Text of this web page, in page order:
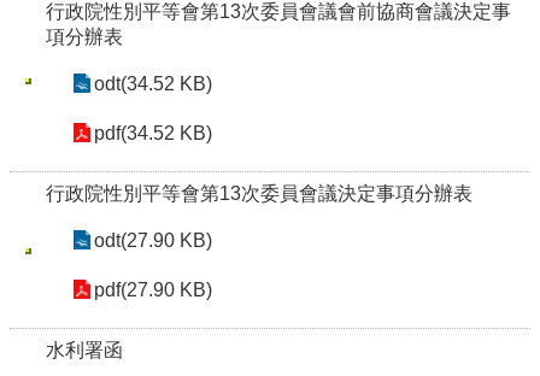
行政院性別平等會第13次委員會議會前協商會議決定事
項分辦表
odt(34.52 KB)
pdf(34.52 KB)
行政院性別平等會第13次委員會議決定事項分辦表
odt(27.90 KB)
pdf(27.90 KB)
水利署函